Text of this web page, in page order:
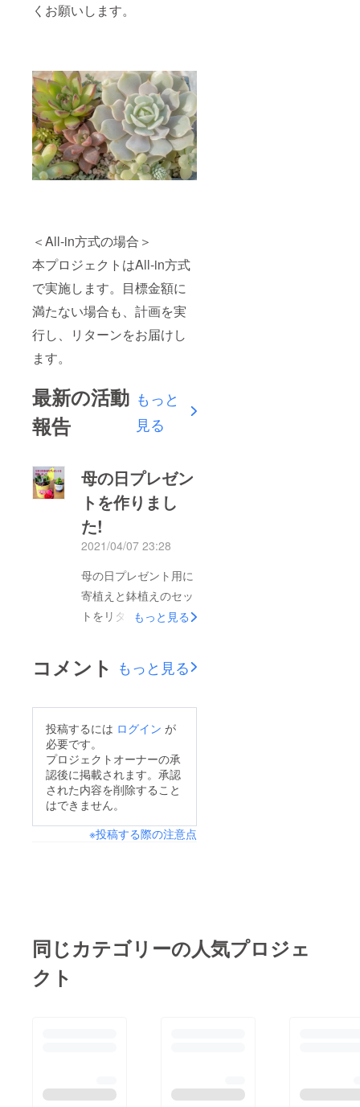
くお願いします。
＜All-in方式の場合＞
本プロジェクトはAll-in方式
で実施します。目標金額に
満たない場合も、計画を実
行し、リターンをお届けし
ます。
最新の活動
報告
もっと
見る
母の日プレゼン
トを作りまし
た!
2021/04/07 23:28
母の日プレゼント用に
寄植えと鉢植えのセッ
トをリターン品に追加
アップされますのでよ
ろしくお願いします。
います。。
もっと見る
コメント もっと見る
投稿するには ログイン が
必要です。
プロジェクトオーナーの承
認後に掲載されます。承認
された内容を削除すること
はできません。
※投稿する際の注意点
同じカテゴリーの人気プロジェ
クト